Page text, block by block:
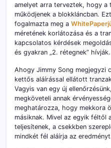
amelyet arra terveztek, hogy a
működjenek a blokkláncban.
fogalmazta meg a
méretének korlátozása és a
kapcsolatos kérdések
és gyakran „2. rétegnek” hívják.
Ahogy Jimmy Song megjegyzi
kettős aláírással ellátott
Vagyis van egy új
megköveteli annak
meghatározza, hogy mekkora
másiknak. Mivel az egyik féltől
teljesítenek, a csekkben
mindkét fél aláírja az